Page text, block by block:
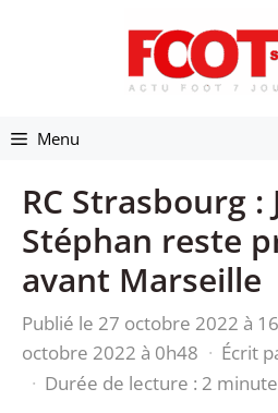
Menu
RC Strasbourg :
Stéphan reste
avant Marseille
Publié le 27 octobre 2022 à
octobre 2022 à 0h48 · Écrit
· Durée de lecture : 2